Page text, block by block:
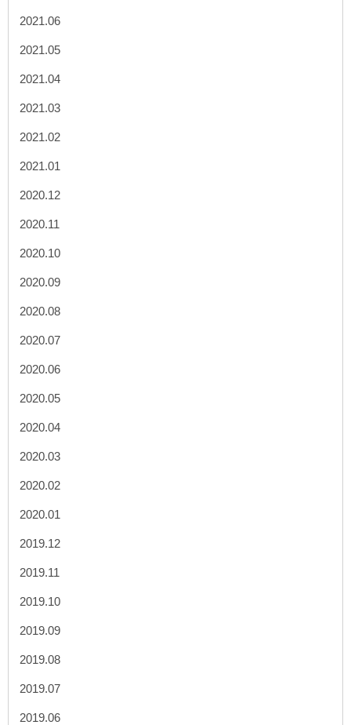
2021.06
2021.05
2021.04
2021.03
2021.02
2021.01
2020.12
2020.11
2020.10
2020.09
2020.08
2020.07
2020.06
2020.05
2020.04
2020.03
2020.02
2020.01
2019.12
2019.11
2019.10
2019.09
2019.08
2019.07
2019.06